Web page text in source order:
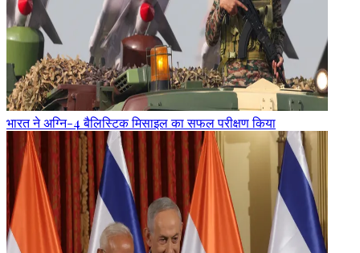
भारत ने अग्नि-4 बैलिस्टिक मिसाइल का सफल परीक्षण किया